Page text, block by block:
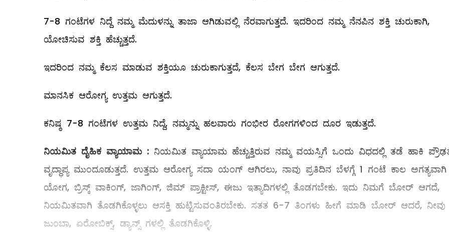
7-8 ಗಂಟೆಗಳ ನಿದ್ದೆ ನಮ್ಮ ಮೆದುಳನ್ನು ತಾಜಾ ಆಗಿಡುವಲ್ಲಿ ನೆರವಾಗುತ್ತದೆ. ಇದರಿಂದ ನಮ್ಮ ನೆನಪಿನ ಶಕ್ತಿ ಚುರುಕಾಗಿ,
ಯೋಚಿಸುವ ಶಕ್ತಿ ಹೆಚ್ಚುತ್ತದೆ.
ಇದರಿಂದ ನಮ್ಮ ಕೆಲಸ ಮಾಡುವ ಶಕ್ತಿಯೂ ಚುರುಕಾಗುತ್ತದೆ, ಕೆಲಸ ಬೇಗ ಬೇಗ ಆಗುತ್ತದೆ.
ಮಾನಸಿಕ ಆರೋಗ್ಯ ಉತ್ತಮ ಆಗುತ್ತದೆ.
ಕನಿಷ್ಠ 7-8 ಗಂಟೆಗಳ ಉತ್ತಮ ನಿದ್ದೆ, ನಮ್ಮನ್ನು ಹಲವಾರು ಗಂಭೀರ ರೋಗಗಳಿಂದ ದೂರ ಇಡುತ್ತದೆ.
ನಿಯಮಿತ ದೈಹಿಕ ವ್ಯಾಯಾಮ: ನಿಯಮಿತ ವ್ಯಾಯಾಮ ಹೆಚ್ಚುತ್ತಿರುವ ನಮ್ಮ ವಯಸ್ಸಿಗೆ ಒಂದು ವಿಧದಲ್ಲಿ ತಡೆ ಹಾಕಿ
ವೃದ್ಧಾಪ್ಯ ಮುಂದೂಡುತ್ತದೆ. ಉತ್ತಮ ಆರೋಗ್ಯ ಸದಾ ಯಂಗ್‌ ಆಗಿರಲು, ನಾವು ಪ್ರತಿದಿನ ಬೆಳಗ್ಗೆ 1 ಗಂಟೆ ಕಾಲ ಅಗತ್ಯವಾಗಿ
ಯೋಗ, ಬ್ರಿಸ್ಕ್ ವಾಕಿಂಗ್‌, ಜಾಗಿಂಗ್‌, ಜಿಮ್ ಪ್ರಾಕ್ಟೀಸ್‌, ಈಜು ಇತ್ಯಾದಿಗಳಲ್ಲಿ ತೊಡಗಬೇಕು. ಇದು ನಿಮಗೆ ಬೋರ್‌ ಆಗದೆ,
ನಿಯಮಿತವಾಗಿ ತೊಡಗಿಕೊಳ್ಳಲು ಆಸಕ್ತಿ ಹುಟ್ಟಿಸುವಂತಿರಬೇಕು. ಸತತ 6-7 ತಿಂಗಳು ಹೀಗೆ ಮಾಡಿ ಬೋರ್‌ ಆದರೆ, ನೀವು
ಜುಂಬಾ, ಏರೋಬಿಕ್ಸ್, ಡ್ಯಾನ್ಸ್ ಗಳಲ್ಲಿ ತೊಡಗಿಕೊಳ್ಳಿ.